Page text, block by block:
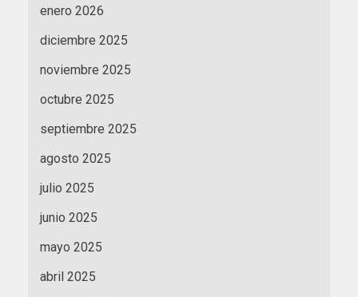
enero 2026
diciembre 2025
noviembre 2025
octubre 2025
septiembre 2025
agosto 2025
julio 2025
junio 2025
mayo 2025
abril 2025